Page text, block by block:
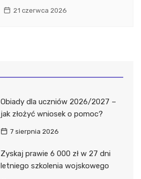
21 czerwca 2026
Obiady dla uczniów 2026/2027 –
jak złożyć wniosek o pomoc?
7 sierpnia 2026
Zyskaj prawie 6 000 zł w 27 dni
letniego szkolenia wojskowego